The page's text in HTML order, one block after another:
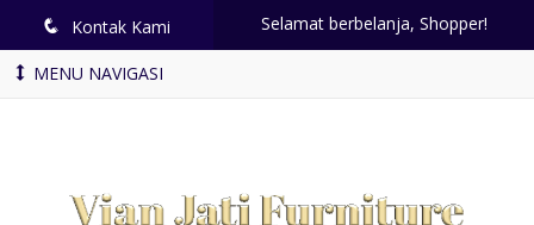
q Kontak Kami Selamat berbelanja, Shopper!
MENU NAVIGASI